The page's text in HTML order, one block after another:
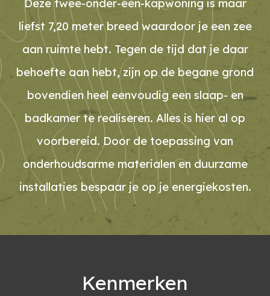
Deze twee-onder-één-kapwoning is maar
liefst 7,20 meter breed waardoor je een zee
aan ruimte hebt. Tegen de tijd dat je daar
behoefte aan hebt, zijn op de begane grond
bovendien heel eenvoudig een slaap- en
badkamer te realiseren. Alles is hier al op
voorbereid. Door de toepassing van
onderhoudsarme materialen en duurzame
installaties bespaar je op je energiekosten.
Kenmerken